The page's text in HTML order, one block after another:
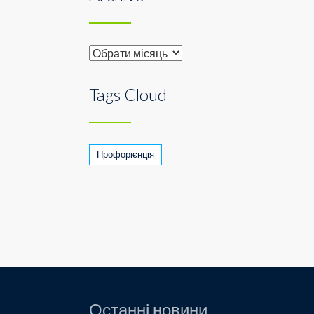
Archive
Tags Cloud
Профорієнція
Останні новини